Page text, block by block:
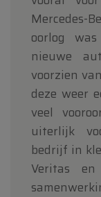
Mercedes-
oorlog
nieuwe
voorzien
deze weer
veel
uiterlijk
bedrijf in
Veritas